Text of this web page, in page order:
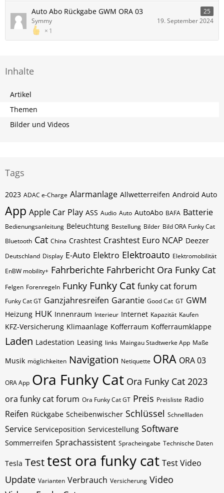
Auto Abo Rückgabe GWM ORA 03 25
1
Symmy 19. September 2024
Inhalte
Artikel
Themen
Bilder und Videos
Tags
2023 ADAC e-Charge Alarmanlage Allwetterreifen Android Auto
App Apple Car Play ASS Audio Auto AutoAbo BAFA Batterie
Bedienungsanleitung Beleuchtung Bestellung Bilder Bild ORA Funky Cat
Bluetooth Cat China Crashtest Crashtest Euro NCAP Deezer
Deutschland Display E-Auto Elektro Elektroauto Elektromobilität
EnBW mobility+ Fahrberichte Fahrbericht Ora Funky Cat
Felgen Forenregeln Funky Funky Cat funky cat forum
Funky Cat GT Ganzjahresreifen Garantie Good Cat GT GWM
Heizung HUK Innenraum Interieur Internet Kapazität Kaufen
KFZ-Versicherung Klimaanlage Kofferraum Kofferraumklappe
Laden Ladestation Leasing links Maingau Stadtwerke App Maße
Musik möglichkeiten Navigation Netiquette ORA ORA 03
ORA App Ora Funky Cat Ora Funky Cat 2023
ora funky cat forum Ora Funky Cat GT Preis Preisliste Radio
Reifen Rückgabe Scheibenwischer Schlüssel Schnellladen
Service Serviceposition Servicestellung Software
Sommerreifen Sprachassistent Spracheingabe Technische Daten
Tesla Testtest ora funky cat Test Video
Update Varianten Verbrauch Versicherung Video